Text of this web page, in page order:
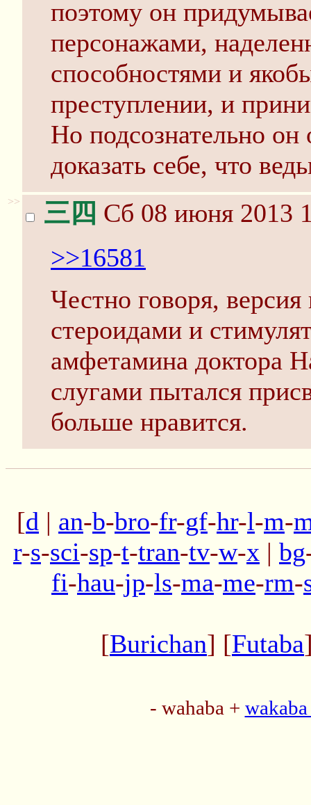
поэтому он
персонажами,
способностями и
преступлении, и
Но подсознательно он
доказать себе, что
>> 三四 Сб 08 июня 2013
>>16581
Честно говоря,
стероидами и
амфетамина доктора
слугами пытался
больше нравится.
[d | an-b-bro-fr-gf-hr-l-m-
r-s-sci-sp-t-tran-tv-w-x | bg
fi-hau-jp-ls-ma-me-rm-
[Burichan] [Futaba
- wahaba +